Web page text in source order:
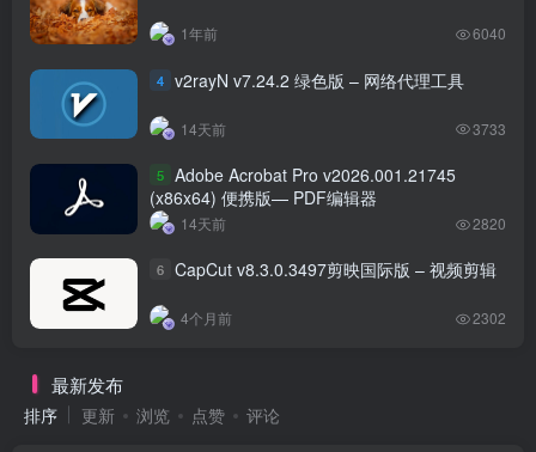
1年前 6040
4 v2rayN v7.24.2 绿色版 – 网络代理工具
14天前 3733
5 Adobe Acrobat Pro v2026.001.21745
(x86x64) 便携版— PDF编辑器
14天前 2820
6 CapCut v8.3.0.3497剪映国际版 – 视频剪辑
4个月前 2302
最新发布
排序 更新 浏览 点赞 评论